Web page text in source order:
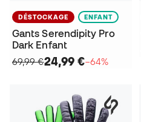
DÉSTOCKAGE ENFANT
Gants Serendipity Pro
Dark Enfant
69,99 €24,99 €−64%